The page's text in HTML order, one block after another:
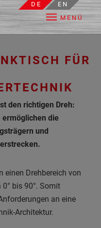
MENÜ
DE EN
FÜR
den richtigen Dreh:
ermöglichen die
und
einen Drehbereich von
bis 90°. Somit
an eine
Architektur.